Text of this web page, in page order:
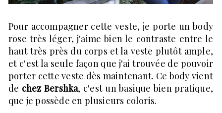
Pour accompagner cette veste, je porte un body
rose très léger, j'aime bien le contraste entre le
haut très près du corps et la veste plutôt ample,
et c'est la seule façon que j'ai trouvée de pouvoir
porter cette veste dès maintenant. Ce body vient
de chez Bershka, c'est un basique bien pratique,
que je possède en plusieurs coloris.